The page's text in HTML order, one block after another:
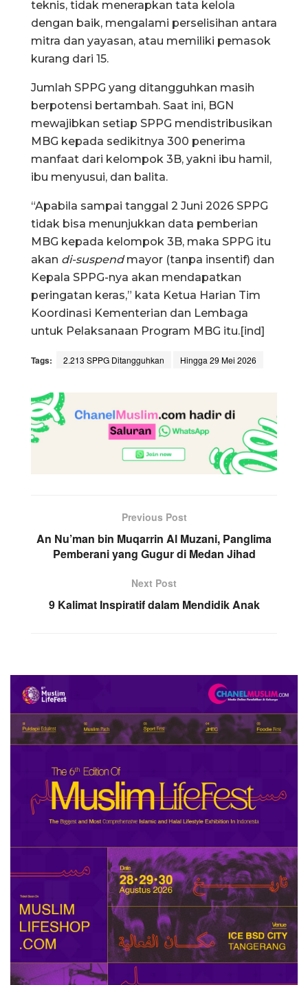
teknis, tidak menerapkan tata kelola
dengan baik, mengalami perselisihan antara
mitra dan yayasan, atau memiliki pemasok
kurang dari 15.
Jumlah SPPG yang ditangguhkan masih
berpotensi bertambah. Saat ini, BGN
mewajibkan setiap SPPG mendistribusikan
MBG kepada sedikitnya 300 penerima
manfaat dari kelompok 3B, yakni ibu hamil,
ibu menyusui, dan balita.
“Apabila sampai tanggal 2 Juni 2026 SPPG
tidak bisa menunjukkan data pemberian
MBG kepada kelompok 3B, maka SPPG itu
akan di-suspendmayor (tanpa insentif) dan
Kepala SPPG-nya akan mendapatkan
peringatan keras,” kata Ketua Harian Tim
Koordinasi Kementerian dan Lembaga
untuk Pelaksanaan Program MBG itu.[ind]
Tags: 2.213 SPPG Ditangguhkan Hingga 29 Mei 2026
Previous Post
An Nu’man bin Muqarrin Al Muzani, Panglima
Pemberani yang Gugur di Medan Jihad
Next Post
9 Kalimat Inspiratif dalam Mendidik Anak